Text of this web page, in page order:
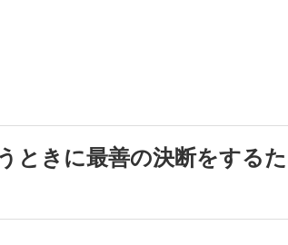
ときに最善の決断をする